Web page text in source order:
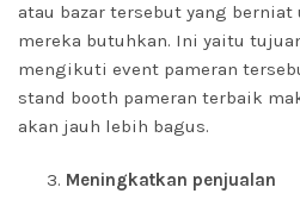
atau bazar tersebut yang
mereka butuhkan. Ini yaitu
mengikuti event pameran
stand booth pameran terbaik
akan jauh lebih bagus.
Meningkatkan penjualan